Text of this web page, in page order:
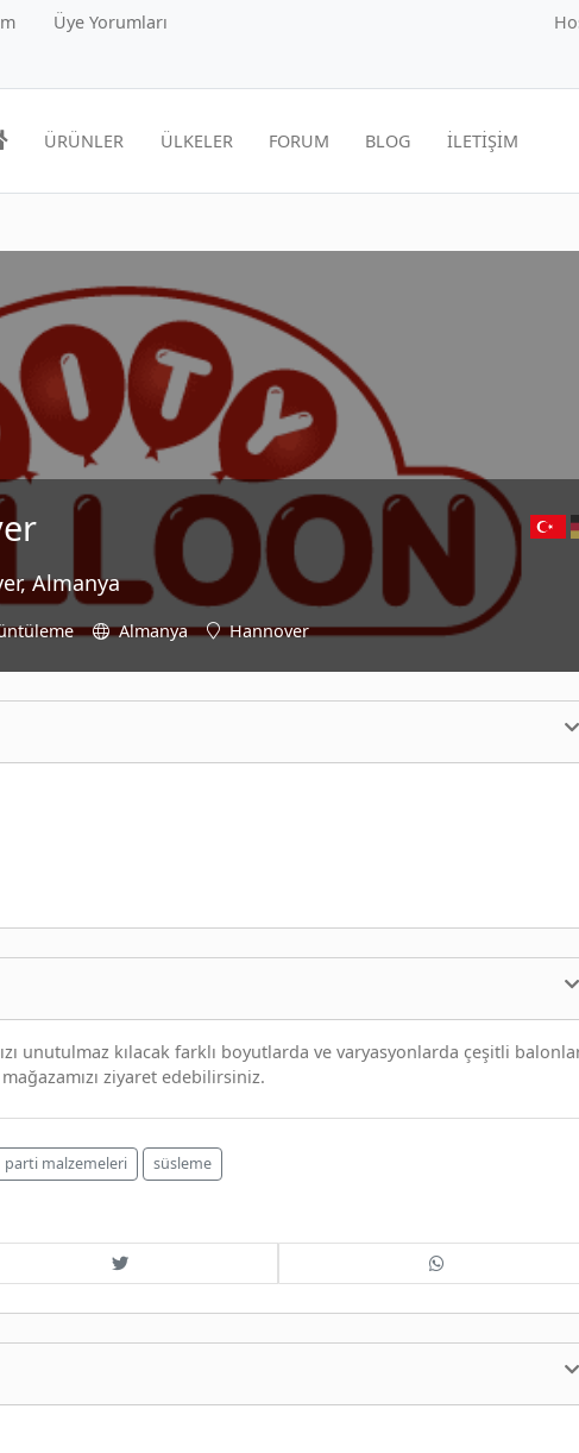
Üye Yorumları
ÜRÜNLER ÜLKELER FORUM BLOG İLETİŞİM
Almanya
Almanya Hannover
unutulmaz kılacak farklı boyutlarda ve varyasyonlarda çeşitli
ziyaret edebilirsiniz.
parti malzemeleri süsleme